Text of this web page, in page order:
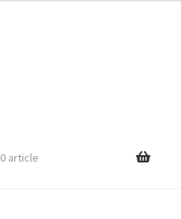
0 article